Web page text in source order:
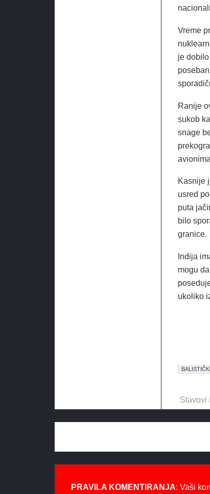
Vreme
je
Ranije
sukob
snage
Kasnije
usred
puta
bilo
granice.
Indija
mogu
ukoliko
Stavovi
PRAVILA KOMENTIRANJA: Vaši